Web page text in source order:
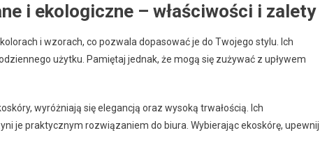
i ekologiczne – właściwości i zalety
i wzorach, co pozwala dopasować je do Twojego stylu. Ich
użytku. Pamiętaj jednak, że mogą się zużywać z upływem
wyróżniają się elegancją oraz wysoką trwałością. Ich
je praktycznym rozwiązaniem do biura. Wybierając ekoskórę, upewnij